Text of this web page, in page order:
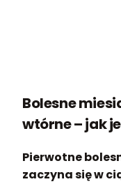
Bolesne
wtórne – jak
Pierwotne
zaczyna się w